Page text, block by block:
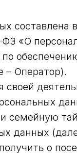
составлена в
ФЗ «О
– Оператор).
семейную
данных
о